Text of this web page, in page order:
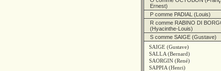
Ernest)
P comme PADIAL (Louis)
R comme RABINO DI
(Hyacinthe-Louis)
S comme SAIGE (Gustave)
SAIGE (Gustave)
SALLA (Bernard)
SAORGIN (René)
SAPPIA (Henri)